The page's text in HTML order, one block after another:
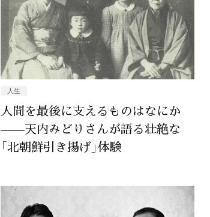
人生
人間を最後に支えるものはなにか
——天内みどりさんが語る壮絶な
「北朝鮮引き揚げ」体験